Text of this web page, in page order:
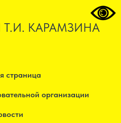
Т.И. КАРАМЗИНА
страница
организации